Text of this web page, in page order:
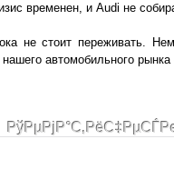
временен, и Audi не
не стоит переживать.
автомобильного рынка